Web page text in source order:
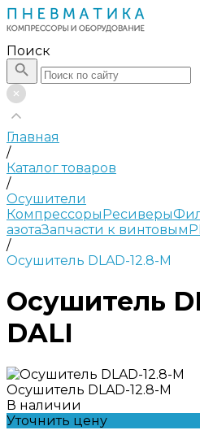
Поиск
Главная
/
Каталог товаров
/
Осушители
КомпрессорыРесиверы
азотаЗапчасти к винтовым
/
Осушитель DLAD-12.8-M
Осушитель
DALI
Осушитель DLAD-12.8-M
В наличии
Уточнить цену